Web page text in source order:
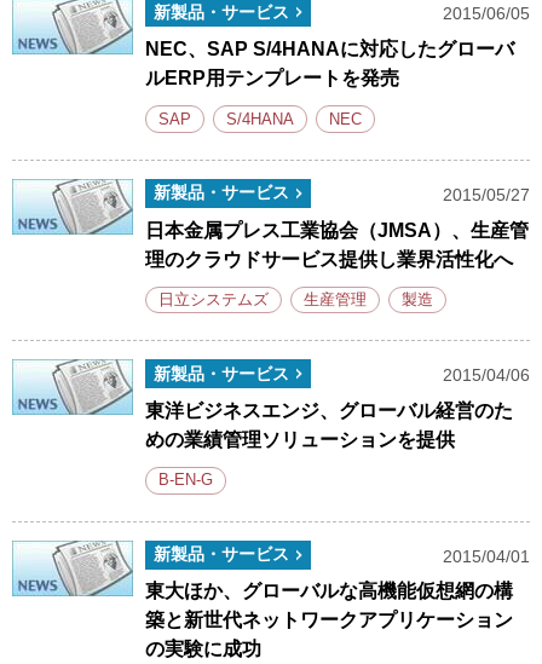
新製品・サービス 2015/06/05
NEC、SAP S/4HANAに対応したグローバ
ルERP用テンプレートを発売
SAP S/4HANA NEC
新製品・サービス 2015/05/27
日本金属プレス工業協会（JMSA）、生産管
理のクラウドサービス提供し業界活性化へ
日立システムズ 生産管理 製造
新製品・サービス 2015/04/06
東洋ビジネスエンジ、グローバル経営のた
めの業績管理ソリューションを提供
B-EN-G
新製品・サービス 2015/04/01
東大ほか、グローバルな高機能仮想網の構
築と新世代ネットワークアプリケーション
の実験に成功